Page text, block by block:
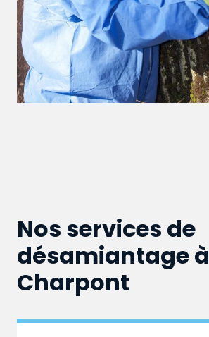
Nos services de
désamiantage à
Charpont